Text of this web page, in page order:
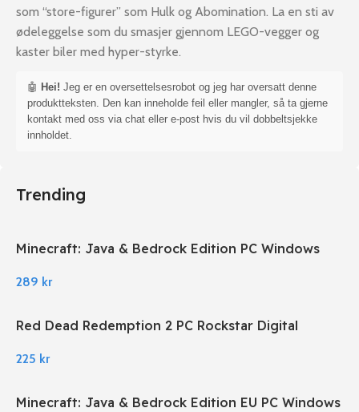
som “store-figurer” som Hulk og Abomination. La en sti av
ødeleggelse som du smasjer gjennom LEGO-vegger og
kaster biler med hyper-styrke.
🤖 Hei! Jeg er en oversettelsesrobot og jeg har oversatt denne
produktteksten. Den kan inneholde feil eller mangler, så ta gjerne
kontakt med oss via chat eller e-post hvis du vil dobbeltsjekke
innholdet.
Trending
Minecraft: Java & Bedrock Edition PC Windows
289 kr
Red Dead Redemption 2 PC Rockstar Digital
225 kr
Minecraft: Java & Bedrock Edition EU PC Windows